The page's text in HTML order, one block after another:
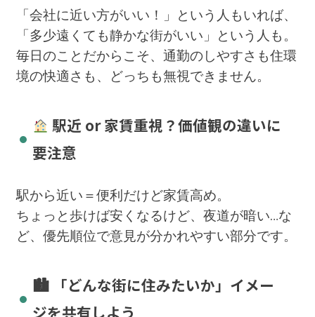
「会社に近い方がいい！」という人もいれば、
「多少遠くても静かな街がいい」という人も。
毎日のことだからこそ、通勤のしやすさも住環
境の快適さも、どっちも無視できません。
駅近 or 家賃重視？価値観の違いに
要注意
駅から近い＝便利だけど家賃高め。
ちょっと歩けば安くなるけど、夜道が暗い…な
ど、優先順位で意見が分かれやすい部分です。
🏙 「どんな街に住みたいか」イメー
ジを共有しよう